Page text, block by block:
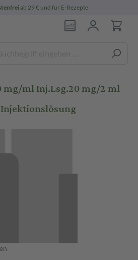
ab 29 € und für E-Rezepte
mg/ml Inj.Lsg.20 mg/2 ml